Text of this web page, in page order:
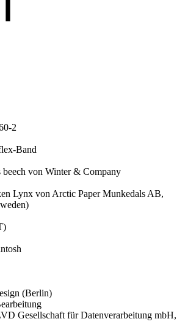
2
Band
beech von Winter & Company
Lynx von Arctic Paper Munkedals AB,
(Berlin)
Gesellschaft für Datenverarbeitung mbH,